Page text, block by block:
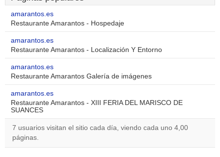
amarantos.es
Restaurante Amarantos - Hospedaje
amarantos.es
Restaurante Amarantos - Localización Y Entorno
amarantos.es
Restaurante Amarantos Galería de imágenes
amarantos.es
Restaurante Amarantos - XIII FERIA DEL MARISCO DE
SUANCES
7 usuarios visitan el sitio cada día, viendo cada uno 4,00
páginas.